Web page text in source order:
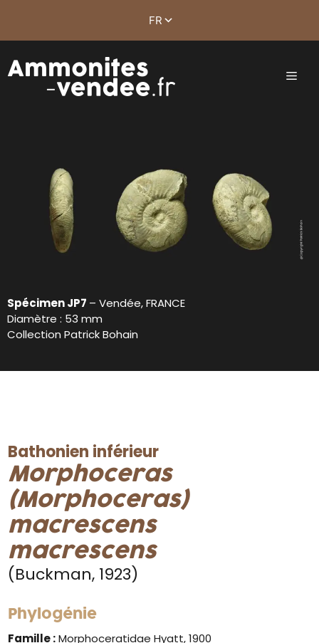
Spécimen JP7 – Vendée, FRANCE
Diamètre : 53 mm
Collection Patrick Bohain
Bathonien inférieur
Morphoceras
(Morphoceras)
macrescens
macrescens
(Buckman, 1923)
Phylogénie
Famille :Morphoceratidae Hyatt, 1900